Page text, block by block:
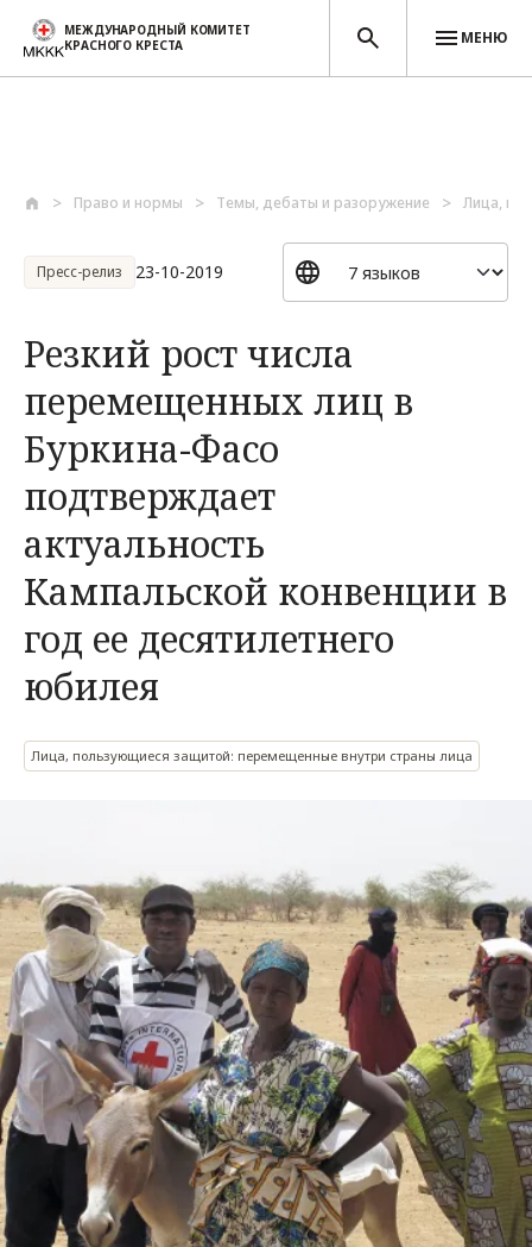
МЕЖДУНАРОДНЫЙ КОМИТЕТ
КРАСНОГО КРЕСТА
МЕНЮ
Право и нормы Темы, дебаты и разоружение Лица,
Пресс-релиз 23-10-2019
Резкий рост числа
перемещенных лиц в
Буркина-Фасо
подтверждает
актуальность
Кампальской конвенции в
год ее десятилетнего
юбилея
Лица, пользующиеся защитой: перемещенные внутри страны лица